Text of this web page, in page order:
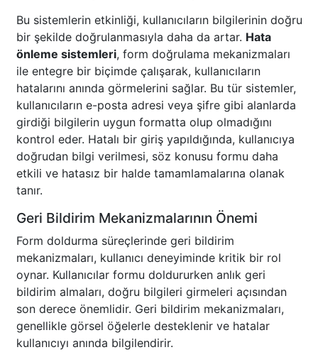
Bu sistemlerin etkinliği, kullanıcıların bilgilerinin doğru
bir şekilde doğrulanmasıyla daha da artar. Hata
önleme sistemleri, form doğrulama mekanizmaları
ile entegre bir biçimde çalışarak, kullanıcıların
hatalarını anında görmelerini sağlar. Bu tür sistemler,
kullanıcıların e-posta adresi veya şifre gibi alanlarda
girdiği bilgilerin uygun formatta olup olmadığını
kontrol eder. Hatalı bir giriş yapıldığında, kullanıcıya
doğrudan bilgi verilmesi, söz konusu formu daha
etkili ve hatasız bir halde tamamlamalarına olanak
tanır.
Geri Bildirim Mekanizmalarının Önemi
Form doldurma süreçlerinde geri bildirim
mekanizmaları, kullanıcı deneyiminde kritik bir rol
oynar. Kullanıcılar formu doldururken anlık geri
bildirim almaları, doğru bilgileri girmeleri açısından
son derece önemlidir. Geri bildirim mekanizmaları,
genellikle görsel öğelerle desteklenir ve hatalar
kullanıcıyı anında bilgilendirir.